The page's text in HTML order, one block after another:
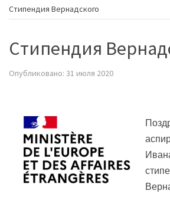
Cтипендия Вернадского
Cтипендия
Опубликовано: 31 июля 2020